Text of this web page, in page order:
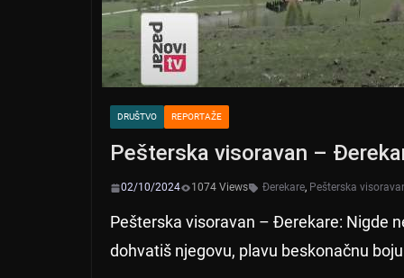
DRUŠTVO REPORTAŽE
Pešterska visoravan –
02/10/2024 1074 Views Đerekare, Pešterska
Pešterska visoravan – Đerekare: Nigde
dohvatiš njegovu, plavu beskonačnu